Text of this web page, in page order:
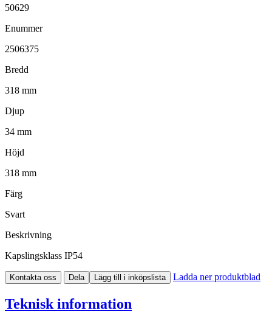
50629
Enummer
2506375
Bredd
318 mm
Djup
34 mm
Höjd
318 mm
Färg
Svart
Beskrivning
Kapslingsklass IP54
Kontakta oss Dela Lägg till i inköpslista Ladda ner produktblad
Teknisk information